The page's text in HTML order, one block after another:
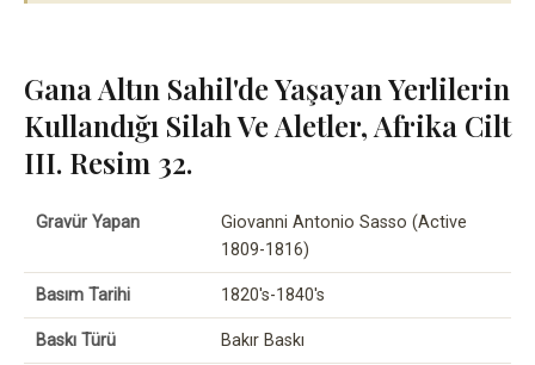
Gana Altın Sahil'de Yaşayan Yerlilerin
Kullandığı Silah Ve Aletler, Afrika Cilt
III. Resim 32.
Gravür Yapan
Giovanni Antonio Sasso (Active
1809-1816)
Basım Tarihi 1820's-1840's
Baskı Türü Bakır Baskı